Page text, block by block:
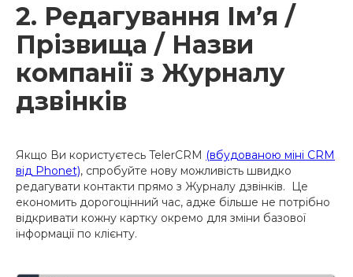
2. Редагування Ім’я /
Прізвища / Назви
компанії з Журналу
дзвінків
Якщо Ви користуєтесь TelerCRM (вбудованою міні CRM
від Phonet), спробуйте нову можливість швидко
редагувати контакти прямо з Журналу дзвінків. Це
економить дорогоцінний час, адже більше не потрібно
відкривати кожну картку окремо для зміни базової
інформації по клієнту.